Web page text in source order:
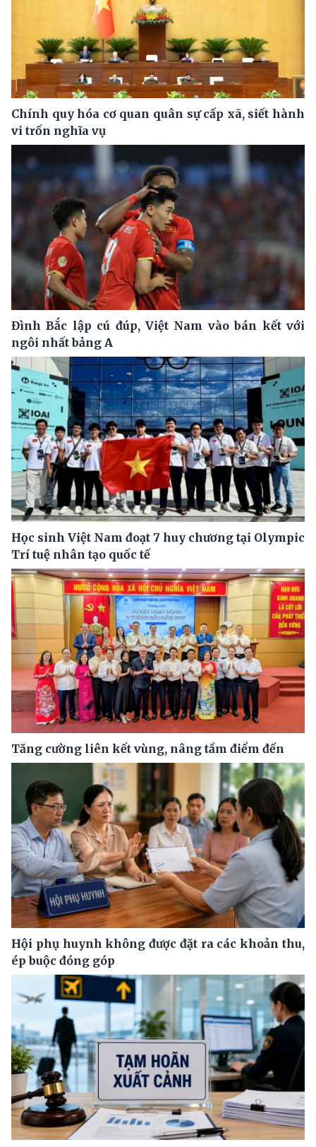
Chính quy hóa cơ quan quân sự cấp xã, siết hành
vi trốn nghĩa vụ
Đình Bắc lập cú đúp, Việt Nam vào bán kết với
ngôi nhất bảng A
Học sinh Việt Nam đoạt 7 huy chương tại Olympic
Trí tuệ nhân tạo quốc tế
Tăng cường liên kết vùng, nâng tầm điểm đến
Hội phụ huynh không được đặt ra các khoản thu,
ép buộc đóng góp